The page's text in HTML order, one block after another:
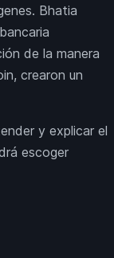
Bhatia
de la manera
crearon un
y explicar el
escoger